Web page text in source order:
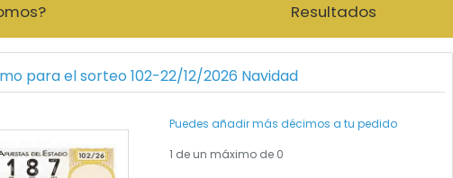
Resultados
para el sorteo 102-22/12/2026 Navidad
Puedes añadir más décimos a tu pedido
1 de un máximo de 0